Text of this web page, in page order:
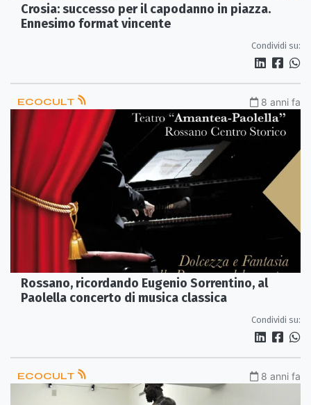
Crosia: successo per il capodanno in piazza.
Ennesimo format vincente
Condividi su:
ECOCULT 8 anni fa
Rossano, ricordando Eugenio Sorrentino, al
Paolella concerto di musica classica
Condividi su:
ECOCULT 8 anni fa